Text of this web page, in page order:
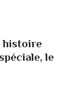
histoire
le